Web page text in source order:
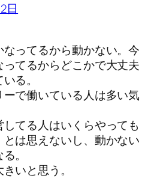
日
ってるから動かない。今
ってるからどこかで大丈夫
る。
で働いている人は多い気
してる人はいくらやっても
とは思えないし、動かない
。
いと思う。